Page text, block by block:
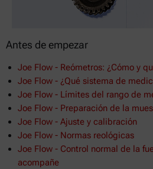
Antes de empezar
Joe Flow - Reómetros: ¿Cómo y
Joe Flow - ¿Qué sistema de
Joe Flow - Límites del rango de
Joe Flow - Preparación de la
Joe Flow - Ajuste y calibración
Joe Flow - Normas reológicas
Joe Flow - Control normal de la
acompañe